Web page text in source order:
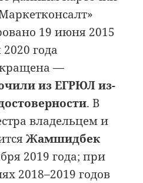
19 июня 2015
года
—
из ЕГРЮЛ из-
. В
владельцем и
Жамшидбек
2019 года; при
2018–2019 годов